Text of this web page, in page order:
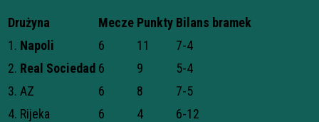
Drużyna Mecze Punkty Bilans bramek
1. Napoli 6 11
7-4
2. Real Sociedad 6 9
5-4
3. AZ
6 8
7-5
4. Rijeka
6 4 6-12